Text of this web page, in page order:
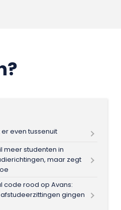
even tussenuit
meer studenten in
maar zegt
code rood op Avans:
gingen